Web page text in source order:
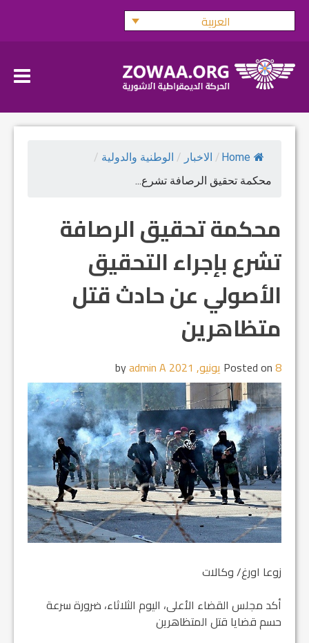
Skip
العربية
Home
/ الاخبار / الوطنية والدولية /
محكمة تحقيق الرصافة تشرع...
محكمة تحقيق الرصافة
تشرع بإجراء التحقيق
الأصولي عن حادث قتل
متظاهرين
Posted on8 يونيو, 2021 admin A
زوعا اورغ/ وكالات
أكد مجلس القضاء الأعلى، اليوم الثلاثاء، ضرورة سرعة
حسم قضايا قتل المتظاهرين